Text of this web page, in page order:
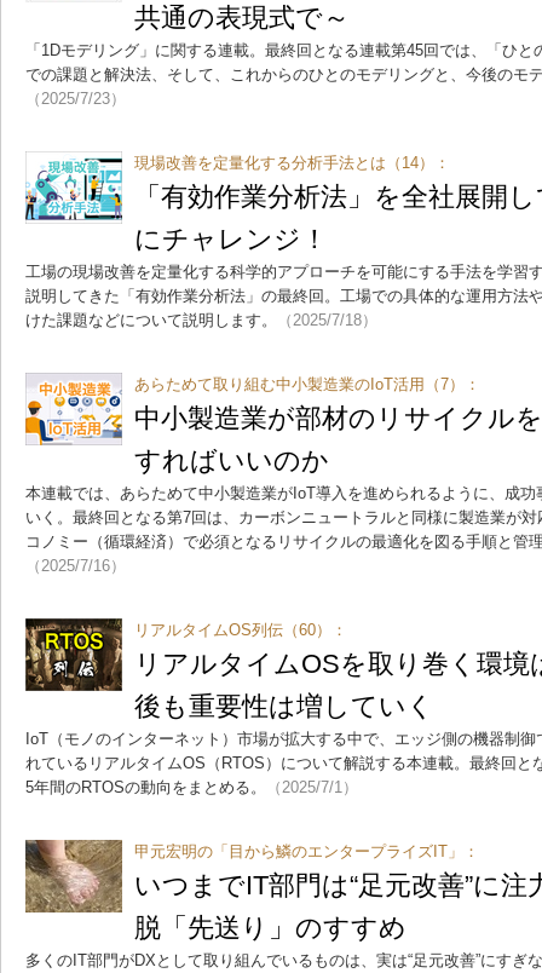
共通の表現式で～
「1Dモデリング」に関する連載。最終回となる連載第45回では、「ひ
での課題と解決法、そして、これからのひとのモデリングと、今後のモ
（2025/7/23）
現場改善を定量化する分析手法とは（14）：
「有効作業分析法」を全社展開
にチャレンジ！
工場の現場改善を定量化する科学的アプローチを可能にする手法を学習
説明してきた「有効作業分析法」の最終回。工場での具体的な運用方法
けた課題などについて説明します。
（2025/7/18）
あらためて取り組む中小製造業のIoT活用（7）：
中小製造業が部材のリサイクル
すればいいのか
本連載では、あらためて中小製造業がIoT導入を進められるように、成
いく。最終回となる第7回は、カーボンニュートラルと同様に製造業が
コノミー（循環経済）で必須となるリサイクルの最適化を図る手順と管
（2025/7/16）
リアルタイムOS列伝（60）：
リアルタイムOSを取り巻く環境
後も重要性は増していく
IoT（モノのインターネット）市場が拡大する中で、エッジ側の機器制
れているリアルタイムOS（RTOS）について解説する本連載。最終回と
5年間のRTOSの動向をまとめる。
（2025/7/1）
甲元宏明の「目から鱗のエンタープライズIT」：
いつまでIT部門は“足元改善”に
脱「先送り」のすすめ
多くのIT部門がDXとして取り組んでいるものは、実は“足元改善”にすぎ